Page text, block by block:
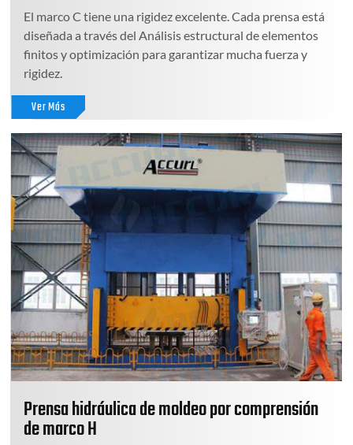
El marco C tiene una rigidez excelente. Cada prensa está
diseñada a través del Análisis estructural de elementos
finitos y optimización para garantizar mucha fuerza y
rigidez.
Ver Más
Prensa hidráulica de moldeo por comprensión
de marco H